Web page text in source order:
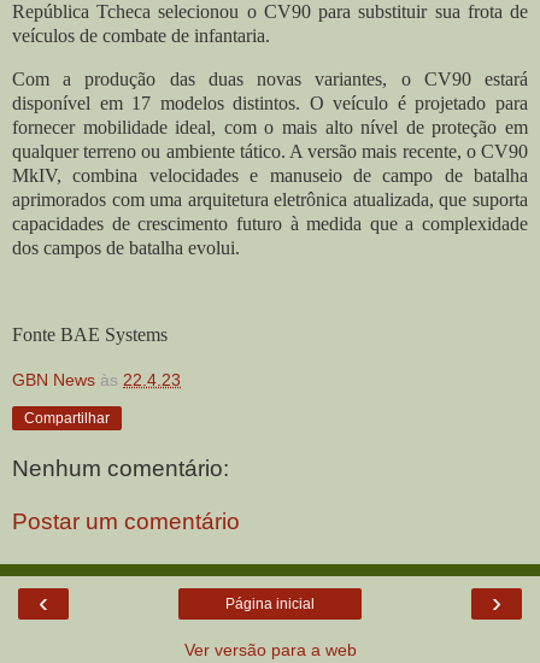
República Tcheca selecionou o CV90 para substituir sua frota de
veículos de combate de infantaria.
Com a produção das duas novas variantes, o CV90 estará
disponível em 17 modelos distintos. O veículo é projetado para
fornecer mobilidade ideal, com o mais alto nível de proteção em
qualquer terreno ou ambiente tático. A versão mais recente, o CV90
MkIV, combina velocidades e manuseio de campo de batalha
aprimorados com uma arquitetura eletrônica atualizada, que suporta
capacidades de crescimento futuro à medida que a complexidade
dos campos de batalha evolui.
Fonte BAE Systems
GBN News às 22.4.23
Compartilhar
Nenhum comentário:
Postar um comentário
‹ ›
Página inicial
Ver versão para a web